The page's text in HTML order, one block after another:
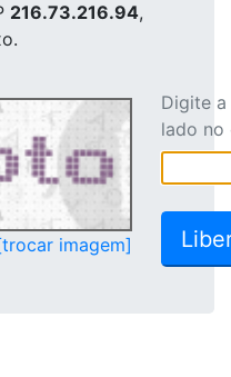
216.73.216.94,
imagem]
Digite
lado no